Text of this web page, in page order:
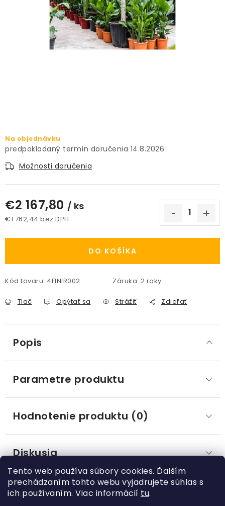
Tento web používa súbory cookies. Ďalším
prechádzaním tohto webu vyjadrujete súhlas s
ich používaním. Viac informácií tu.
SUBSTRÁTY A HNOJIVÁ
ZNAČKY
Obchodné podmienky
Spôsoby platby
Informácie o doprave
Kontakt / Právne údaje
Na objednávku
14.8.2026
Možnosti doručenia
€2 167,80 / ks
€1 762,44 bez DPH
DO KOŠÍKA
Kód tovaru: 4FINIR002 Záruka: 2 roky
Tlač Opýtať sa Strážiť Zdieľať
Popis
Parametre produktu
Hodnotenie produktu (0)
Diskusia